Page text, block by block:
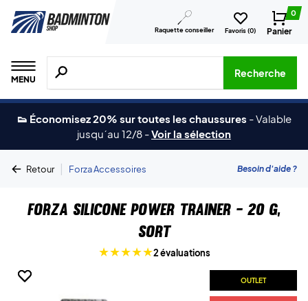
Raquette conseiller Favoris (0)
0
Panier
MENU
Recherche de produits, de marques, etc.
Recherche
👟 Économisez 20% sur toutes les chaussures -Valable
jusqu´au 12/8 -Voir la sélection
Retour | Forza Accessoires Besoin d'aide ?
Forza Silicone Power Trainer - 20 g,
sort
2 évaluations
OUTLET
OUTLET